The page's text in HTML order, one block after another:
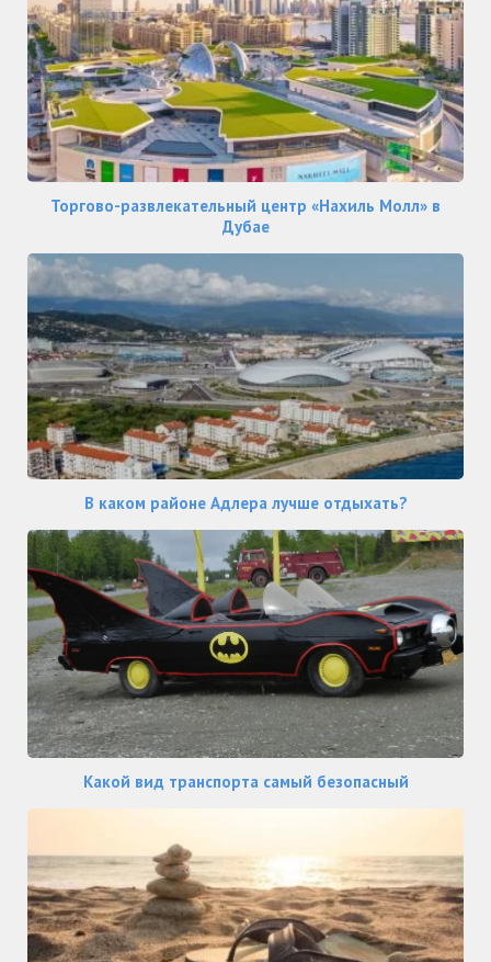
Торгово-развлекательный центр «Нахиль Молл» в
Дубае
В каком районе Адлера лучше отдыхать?
Какой вид транспорта самый безопасный